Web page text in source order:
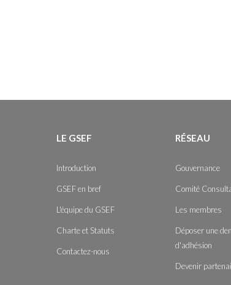
LE GSEF
Introduction
GSEF en bref
L'équipe du GSEF
Charte et Statuts
Contactez-nous
RÉSEAU
Gouvernance
Comité
Les membres
Déposer une
d'adhésion
Devenir